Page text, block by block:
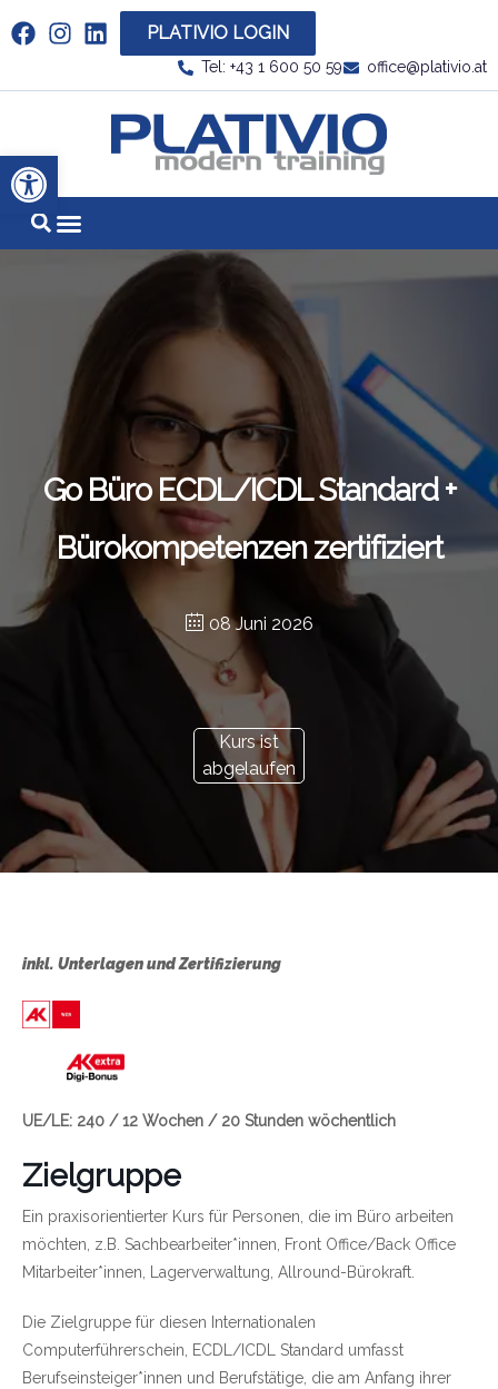
Werkzeugleiste öffnen
Link zu https://www.linkedin.com/company/
PLATIVIO LOGIN
Tel: +43 1 600 50 59 office@plativio.at
Link zu
Go Büro ECDL/ICDL Standard +
Bürokompetenzen zertifiziert
08 Juni 2026
Kurs ist
abgelaufen
inkl. Unterlagen und Zertifizierung
UE/LE: 240 / 12 Wochen / 20 Stunden wöchentlich
Zielgruppe
Ein praxisorientierter Kurs für Personen, die im Büro arbeiten
möchten, z.B. Sachbearbeiter*innen, Front Office/Back Office
Mitarbeiter*innen, Lagerverwaltung, Allround-Bürokraft.
Die Zielgruppe für diesen Internationalen
Computerführerschein, ECDL/ICDL Standard umfasst
Berufseinsteiger*innen und Berufstätige, die am Anfang ihrer